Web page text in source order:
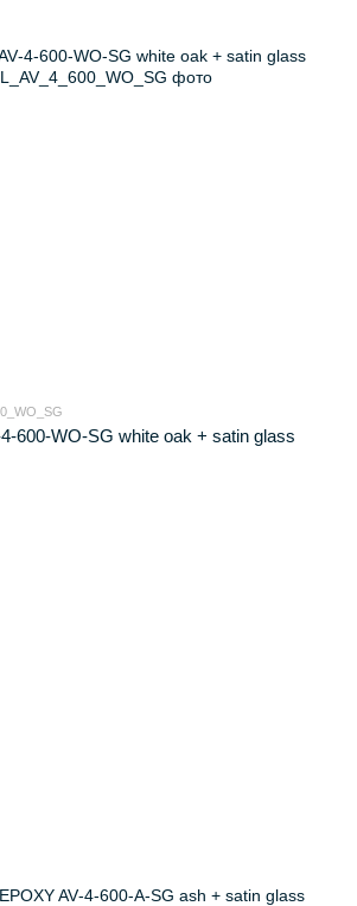
white oak + satin glass